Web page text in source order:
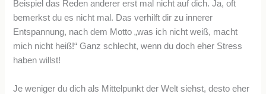
Beispiel das Reden anderer erst mal nicht auf dich. Ja, oft
bemerkst du es nicht mal. Das verhilft dir zu innerer
Entspannung, nach dem Motto „was ich nicht weiß, macht
mich nicht heiß!“ Ganz schlecht, wenn du doch eher Stress
haben willst!
Je weniger du dich als Mittelpunkt der Welt siehst, desto eher